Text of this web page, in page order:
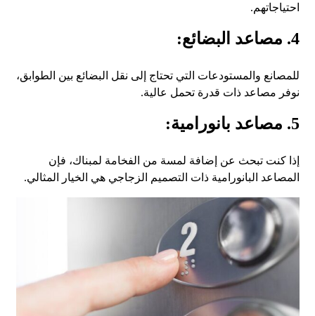
احتياجاتهم.
4. مصاعد البضائع:
للمصانع والمستودعات التي تحتاج إلى نقل البضائع بين الطوابق،
نوفر مصاعد ذات قدرة تحمل عالية.
5. مصاعد بانورامية:
إذا كنت تبحث عن إضافة لمسة من الفخامة لمبناك، فإن
المصاعد البانورامية ذات التصميم الزجاجي هي الخيار المثالي.